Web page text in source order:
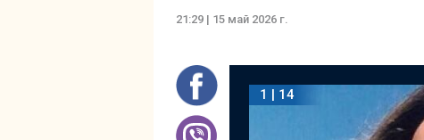
21:29 | 15 май 2026 г.
1 | 14